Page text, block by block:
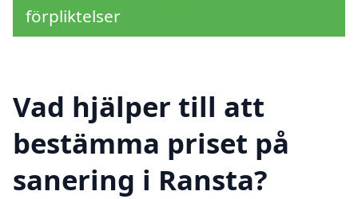
förpliktelser
Vad hjälper till att
bestämma priset på
sanering i Ransta?